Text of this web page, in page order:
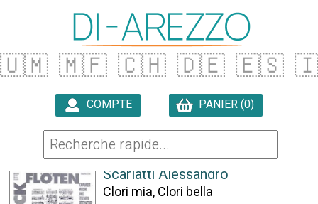
🇺🇲 🇲🇫 🇨🇭 🇩🇪 🇪🇸
COMPTE PANIER (0)
26 ARTICLES TROUVÉS
Scarlatti Alessandro
Clori mia, Clori bella